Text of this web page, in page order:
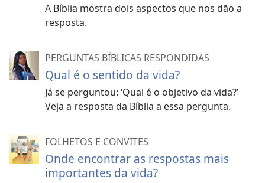
A Bíblia mostra dois aspectos que nos dão a
resposta.
PERGUNTAS BÍBLICAS RESPONDIDAS
Qual é o sentido da vida?
Já se perguntou: ‘Qual é o objetivo da vida?’
Veja a resposta da Bíblia a essa pergunta.
FOLHETOS E CONVITES
Onde encontrar as respostas mais
importantes da vida?